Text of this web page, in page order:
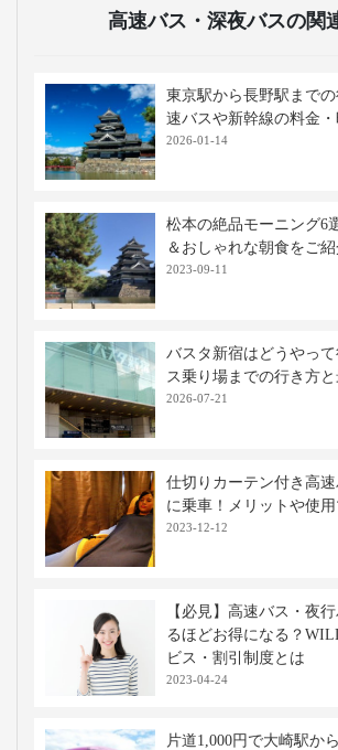
高速バス・深夜バスの関
東京駅から長野駅まで
速バスや新幹線の料金
2026-01-14
松本の絶品モーニング6
＆おしゃれな朝食をご紹
2023-09-11
バスタ新宿はどうやっ
ス乗り場までの行き方
2026-07-21
仕切りカーテン付き高
に乗車！メリットや使
2023-12-12
【必見】高速バス・夜
るほどお得になる？
ビス・割引制度とは
2023-04-24
片道1,000円で大崎駅か